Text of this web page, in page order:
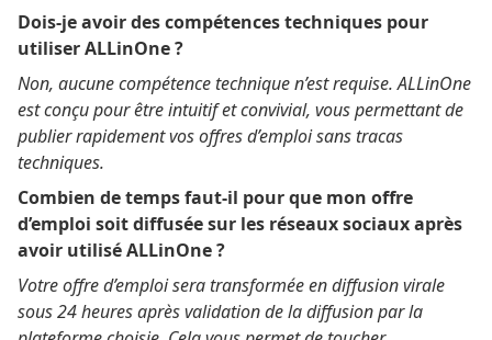
Dois-je avoir des compétences techniques pour
utiliser ALLinOne ?
Non, aucune compétence technique n’est requise. ALLinOne
est conçu pour être intuitif et convivial, vous permettant de
publier rapidement vos offres d’emploi sans tracas
techniques.
Combien de temps faut-il pour que mon offre
d’emploi soit diffusée sur les réseaux sociaux après
avoir utilisé ALLinOne ?
Votre offre d’emploi sera transformée en diffusion virale
sous 24 heures après validation de la diffusion par la